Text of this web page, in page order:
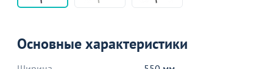
Основные характеристики